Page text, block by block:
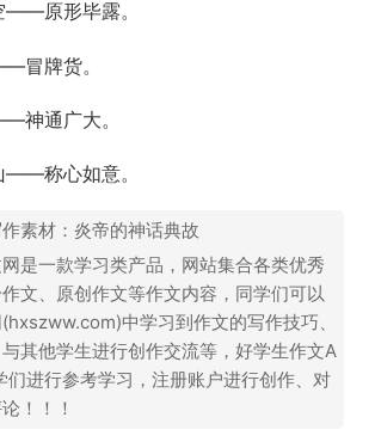
――原形毕露。
冒牌货。
神通广大。
――称心如意。
素材：炎帝的神话典故
是一款学习类产品，网站集合各类优秀
文、原创作文等作文内容，同学们可以
中学习到作文的写作技巧、
其他学生进行创作交流等，好学生作文A
们进行参考学习，注册账户进行创作、对
！！！